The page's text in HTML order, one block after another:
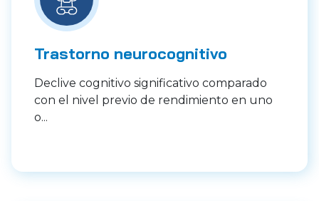
Trastorno neurocognitivo
Declive cognitivo significativo comparado
con el nivel previo de rendimiento en uno
o...